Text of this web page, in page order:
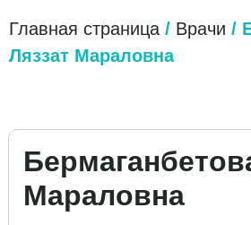
Главная страница / Врачи /
Ляззат Мараловна
Мараловна